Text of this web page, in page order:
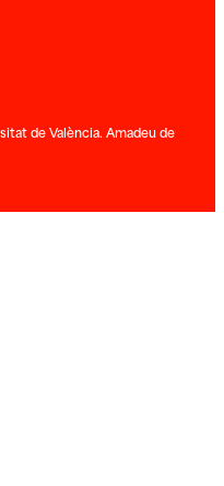
de València. Amadeu de